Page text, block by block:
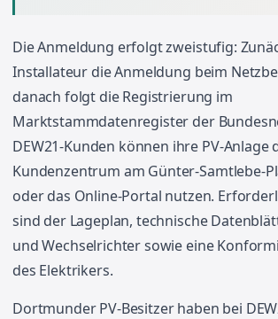
Die Anmeldung erfolgt zweistufig:
Installateur die Anmeldung beim
danach folgt die Registrierung im
Marktstammdatenregister der
DEW21-Kunden können ihre PV-Anlage
Kundenzentrum am Günter-Samtlebe-
oder das Online-Portal nutzen.
sind der Lageplan, technische
und Wechselrichter sowie eine
des Elektrikers.
Dortmunder PV-Besitzer haben bei